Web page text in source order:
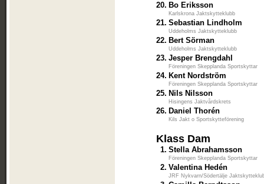
20. Bo Eriksson
Karlskrona Jaktskytteklubb
21. Sebastian Lindholm
Uddeholms Jaktskytteklubb
22. Bert Sörman
Uddeholms Jaktskytteklubb
23. Jesper Brengdahl
Föreningen Skepplanda Sportskyttar
24. Kent Nordström
Föreningen Skepplanda Sportskyttar
25. Nils Nilsson
Hisingens Jaktvårdskrets
26. Daniel Thorén
Kils Jakt o Sportskytteförening
Klass Dam
1. Stella Abrahamsson
Föreningen Skepplanda Sportskyttar
2. Valentina Hedén
JRF Nykvarn/Södertälje